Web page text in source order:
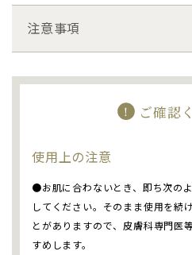
注意事項
！ ご確認
使用上の注意
お肌に合わないとき、即ち次の
してください。そのまま使用を続
とがありますので、皮膚科専門医
すめします。